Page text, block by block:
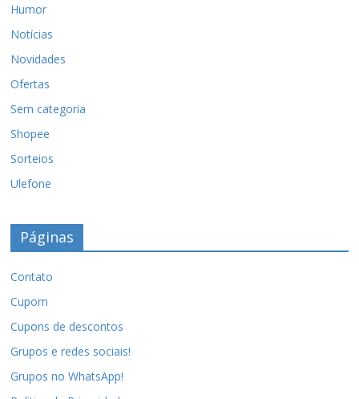
Humor
Notícias
Novidades
Ofertas
Sem categoria
Shopee
Sorteios
Ulefone
Páginas
Contato
Cupom
Cupons de descontos
Grupos e redes sociais!
Grupos no WhatsApp!